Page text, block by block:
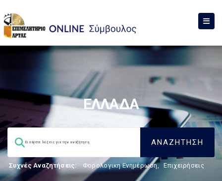
ΕΛΛΑΔΑ
Συχνές Αναζητήσεις: Φορολογικη Ενημέρωση, Επιχειρήσεις